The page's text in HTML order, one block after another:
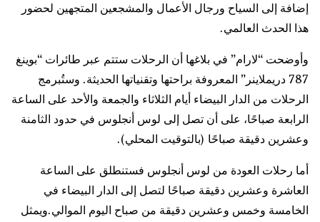
إضافة إلى السياح ورجال الأعمال والمشجعين المتجهين لحضور
هذا الحدث العالمي.
وأوضحت “لارام” في بلاغها أن الرحلات ستتم عبر طائرات “بوينغ
787 دريملاينر” المعروفة براحتها وتقنياتها الحديثة. وستُبرمج
الرحلات من الدار البيضاء أيام الثلاثاء والجمعة والأحد على الساعة
الرابعة صباحًا، على أن تصل إلى لوس أنجلوس في حدود الثامنة
وعشرين دقيقة صباحًا (بالتوقيت المحلي).
أما رحلات العودة من لوس أنجلوس فستنطلق على الساعة
العاشرة وعشرين دقيقة صباحًا لتصل إلى الدار البيضاء في
الخامسة وخمس وعشرين دقيقة من صباح اليوم الموالي.ويمثل